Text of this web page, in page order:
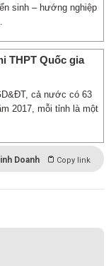
sinh – hướng nghiệp
THPT Quốc gia
cả nước có 63
2017, mỗi tỉnh là một
Doanh Copy link